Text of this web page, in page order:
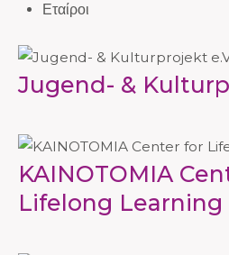
Εταίροι
Jugend- &
KAINOTOMIA
Lifelong Learning